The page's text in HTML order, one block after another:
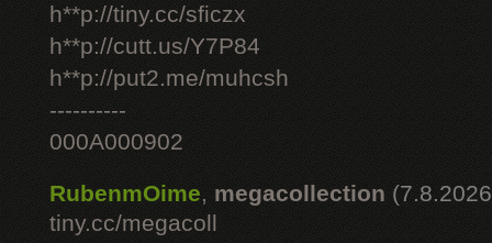
h**p://tiny.cc/sficzx
h**p://cutt.us/Y7P84
h**p://put2.me/muhcsh
----------
000A000902
RubenmOime, megacollection
tiny.cc/megacoll